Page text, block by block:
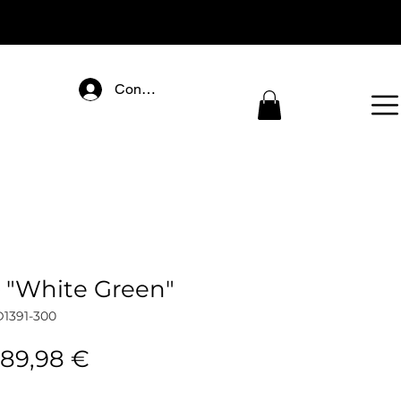
Connectez-vous
Green"
300
€